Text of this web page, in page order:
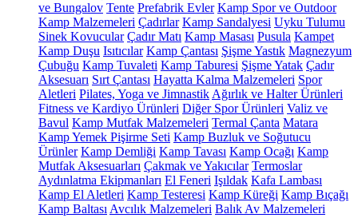
ve Bungalov Tente Prefabrik Evler Kamp Spor ve Outdoor
Kamp Malzemeleri Çadırlar Kamp Sandalyesi Uyku Tulumu
Sinek Kovucular Çadır Matı Kamp Masası Pusula Kampet
Kamp Duşu Isıtıcılar Kamp Çantası Şişme Yastık Magnezyum
Çubuğu Kamp Tuvaleti Kamp Taburesi Şişme Yatak Çadır
Aksesuarı Sırt Çantası Hayatta Kalma Malzemeleri Spor
Aletleri Pilates, Yoga ve Jimnastik Ağırlık ve Halter Ürünleri
Fitness ve Kardiyo Ürünleri Diğer Spor Ürünleri Valiz ve
Bavul Kamp Mutfak Malzemeleri Termal Çanta Matara
Kamp Yemek Pişirme Seti Kamp Buzluk ve Soğutucu
Ürünler Kamp Demliği Kamp Tavası Kamp Ocağı Kamp
Mutfak Aksesuarları Çakmak ve Yakıcılar Termoslar
Aydınlatma Ekipmanları El Feneri Işıldak Kafa Lambası
Kamp El Aletleri Kamp Testeresi Kamp Küreği Kamp Bıçağı
Kamp Baltası Avcılık Malzemeleri Balık Av Malzemeleri